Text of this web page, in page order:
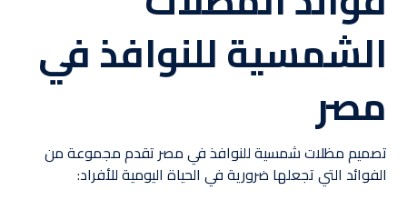
الشمسية للنوافذ في
مصر
تصميم مظلات شمسية للنوافذ في مصر تقدم مجموعة من
الفوائد التي تجعلها ضرورية في الحياة اليومية للأفراد: